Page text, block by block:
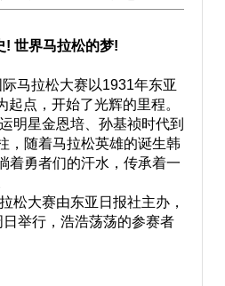
世界马拉松的梦!
马拉松大赛以1931年东亚
起点，开始了光辉的里程。
明星金恩培、孙基祯时代到
，随着马拉松英雄的诞生韩
着勇者们的汗水，传承着一
大赛由东亚日报社主办，
举行，浩浩荡荡的参赛者